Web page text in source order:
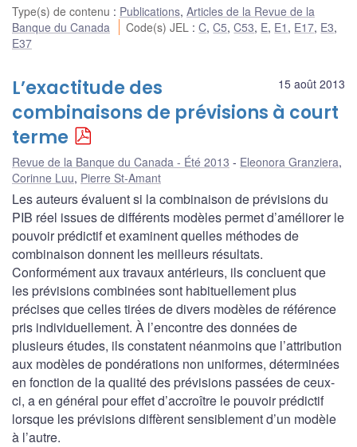
Type(s) de contenu : Publications, Articles de la Revue de la
Banque du Canada
Code(s) JEL :C,C5,C53, E, E1 , E17, E3,
E37
15 août 2013
L’exactitude des
combinaisons de prévisions à court
terme
Revue de la Banque du Canada - Été 2013 Eleonora Granziera,
Corinne Luu, Pierre St-Amant
Les auteurs évaluent si la combinaison de prévisions du
PIB réel issues de différents modèles permet d’améliorer le
pouvoir prédictif et examinent quelles méthodes de
combinaison donnent les meilleurs résultats.
Conformément aux travaux antérieurs, ils concluent que
les prévisions combinées sont habituellement plus
précises que celles tirées de divers modèles de référence
pris individuellement. À l’encontre des données de
plusieurs études, ils constatent néanmoins que l’attribution
aux modèles de pondérations non uniformes, déterminées
en fonction de la qualité des prévisions passées de ceux-
ci, a en général pour effet d’accroître le pouvoir prédictif
lorsque les prévisions diffèrent sensiblement d’un modèle
à l’autre.